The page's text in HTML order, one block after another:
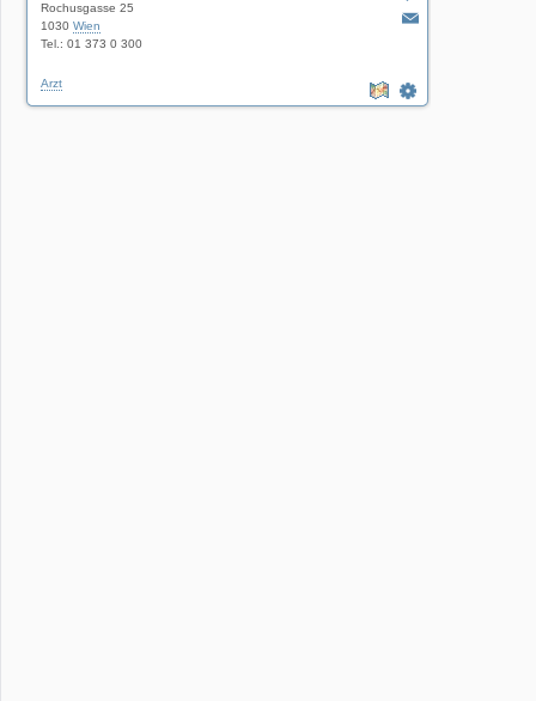
Rochusgasse 25
1030 Wien
Tel.: 01 373 0 300
Arzt